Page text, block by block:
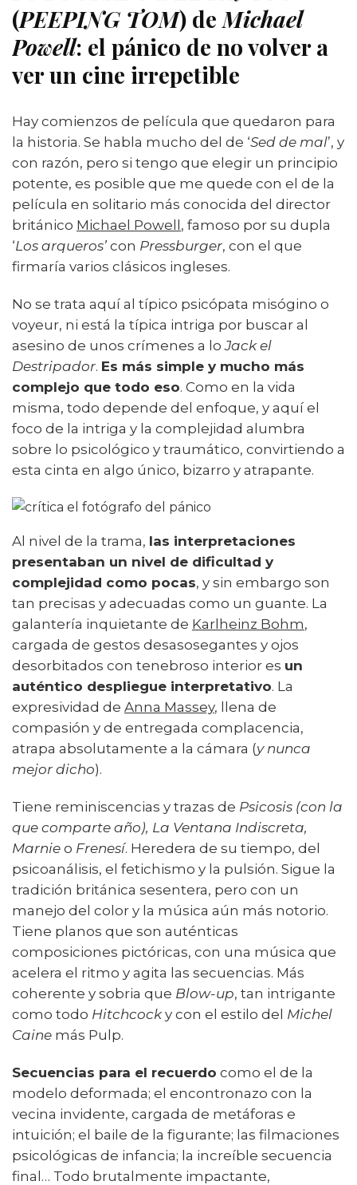
(PEEPING TOM) de Michael
Powell: el pánico de no volver a
ver un cine irrepetible
Hay comienzos de película que quedaron para
la historia. Se habla mucho del de ‘Sed de mal’, y
con razón, pero si tengo que elegir un principio
potente, es posible que me quede con el de la
película en solitario más conocida del director
británico Michael Powell , famoso por su dupla
‘Los arqueros’ con Pressburger, con el que
firmaría varios clásicos ingleses.
No se trata aquí al típico psicópata misógino o
voyeur, ni está la típica intriga por buscar al
asesino de unos crímenes a loJack el
Destripador. Es más simple y mucho más
complejo que todo eso. Como en la vida
misma, todo depende del enfoque, y aquí el
foco de la intriga y la complejidad alumbra
sobre lo psicológico y traumático, convirtiendo a
esta cinta en algo único, bizarro y atrapante.
Al nivel de la trama, las interpretaciones
presentaban un nivel de dificultad y
complejidad como pocas, y sin embargo son
tan precisas y adecuadas como un guante. La
galantería inquietante de Karlheinz Bohm,
cargada de gestos desasosegantes y ojos
desorbitados con tenebroso interior es un
auténtico despliegue interpretativo. La
expresividad de Anna Massey, llena de
compasión y de entregada complacencia,
atrapa absolutamente a la cámara (y nunca
mejor dicho).
Tiene reminiscencias y trazas de Psicosis (con la
que comparte año), La Ventana Indiscreta,
Marnie o Frenesí. Heredera de su tiempo, del
psicoanálisis, el fetichismo y la pulsión. Sigue la
tradición británica sesentera, pero con un
manejo del color y la música aún más notorio.
Tiene planos que son auténticas
composiciones pictóricas, con una música que
acelera el ritmo y agita las secuencias. Más
coherente y sobria que Blow-up, tan intrigante
como todo Hitchcocky con el estilo del Michel
Caine más Pulp.
Secuencias para el recuerdo como el de la
modelo deformada; el encontronazo con la
vecina invidente, cargada de metáforas e
intuición; el baile de la figurante; las filmaciones
psicológicas de infancia; la increíble secuencia
final… Todo brutalmente impactante,